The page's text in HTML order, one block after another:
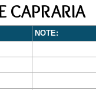
CAPRARIA
NOTE: